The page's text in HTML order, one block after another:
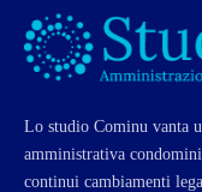
Lo studio Cominu vanta
amministrativa
continui cambiamenti